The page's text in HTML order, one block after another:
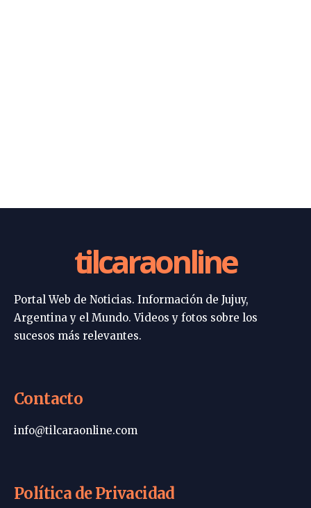
tilcaraonline
Portal Web de Noticias. Información de Jujuy,
Argentina y el Mundo. Videos y fotos sobre los
sucesos más relevantes.
Contacto
info@tilcaraonline.com
Política de Privacidad